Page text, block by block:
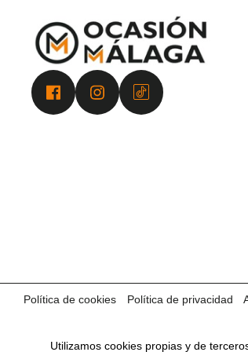
Política de cookies Política de privacidad
Utilizamos cookies propias y de